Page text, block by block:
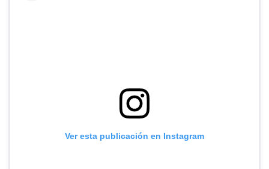
Ver esta publicación en Instagram